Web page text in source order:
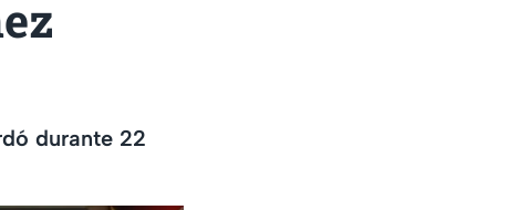
durante 22